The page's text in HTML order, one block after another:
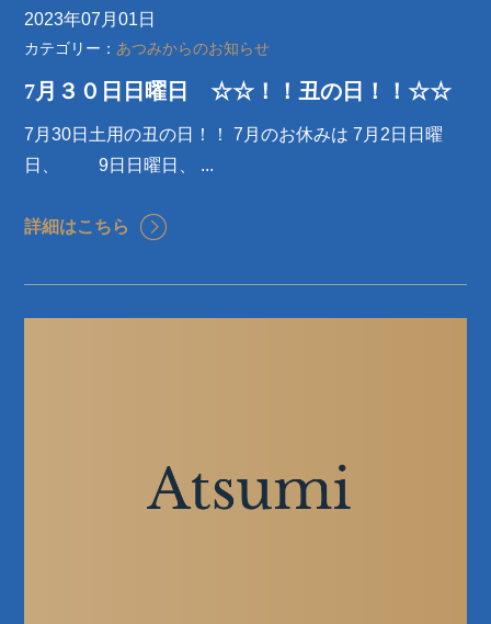
2023年07月01日
カテゴリー： あつみからのお知らせ
7月３０日日曜日 ☆☆！！丑の日！！☆☆
7月30日土用の丑の日！！ 7月のお休みは 7月2日日曜
日、 9日日曜日、 ...
詳細はこちら